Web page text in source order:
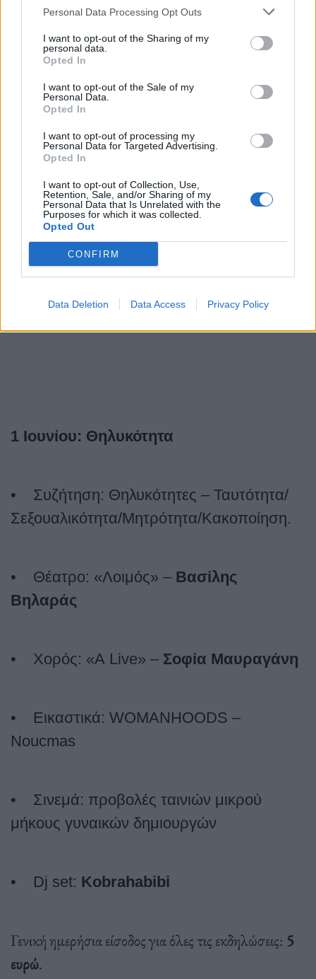
Personal Data Processing Opt Outs
I want to opt-out of the Sharing of my
personal data.
Opted In
I want to opt-out of the Sale of my
Personal Data.
Opted In
I want to opt-out of processing my
Personal Data for Targeted Advertising.
Opted In
I want to opt-out of Collection, Use,
Retention, Sale, and/or Sharing of my
Personal Data that Is Unrelated with the
Purposes for which it was collected.
Opted Out
CONFIRM
Data Deletion Data Access Privacy Policy
δια νεαράς κορασίδας» Θεατρική
ομάδα4Frontal
ικαστικά: WOMANHOODS –
Noucmas
• Σινεμά: προβολές ταινιών μικρού
μήκους γυναικών δημιουργών
Συναυλία:Idra Kayne
1 Ιουνίου: Θηλυκότητα
• Συζήτηση: Θηλυκότητες – Ταυτότητα/
Σεξουαλικότητα/Μητρότητα/Κακοποίηση.
• Θέατρο: «Λοιμός» – Βασίλης
Βηλαράς
• Χορός: «A Live» – Σοφία Μαυραγάνη
• Εικαστικά: WOMANHOODS –
Noucmas
• Σινεμά: προβολές ταινιών μικρού
μήκους γυναικών δημιουργών
• Dj set: Kobrahabibi
Γενική ημερήσια είσοδος για όλες τις εκδηλώσεις: 5
ευρώ.